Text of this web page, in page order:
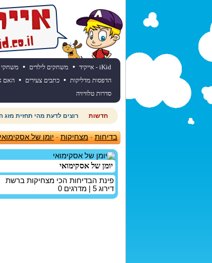
iKid - אייקיד • משחקים לילדים • משחקי
הדפסות מדליקות • כתבים צעירים • האם
סדרות טלוויזיה
חדשות רוצים לדעת מהי תחזית מזג
בדיחות-מצחיקות-יומן של אסקימואי
יומן של אסקימואי
פינת הבדיחות הכי מצחיקות ברשת
דירוג 5 | מדרגים 0